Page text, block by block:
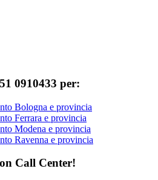
0910433 per:
Bologna e provincia
Ferrara e provincia
Modena e provincia
Ravenna e provincia
Call Center!